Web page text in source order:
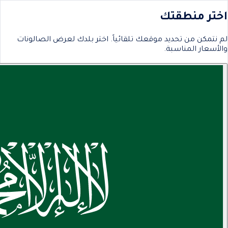
اختر منطقتك
لم نتمكن من تحديد موقعك تلقائياً. اختر بلدك لعرض الصالونات
والأسعار المناسبة.